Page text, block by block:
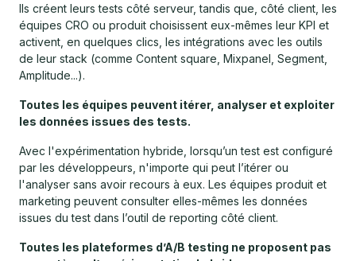
Ils créent leurs tests côté serveur, tandis que, côté client, les
équipes CRO ou produit choisissent eux-mêmes leur KPI et
activent, en quelques clics, les intégrations avec les outils
de leur stack (comme Content square, Mixpanel, Segment,
Amplitude...).
Toutes les équipes peuvent itérer, analyser et exploiter
les données issues des tests.
Avec l'expérimentation hybride, lorsqu’un test est configuré
par les développeurs, n'importe qui peut l’itérer ou
l'analyser sans avoir recours à eux. Les équipes produit et
marketing peuvent consulter elles-mêmes les données
issues du test dans l’outil de reporting côté client.
Toutes les plateformes d’A/B testing ne proposent pas